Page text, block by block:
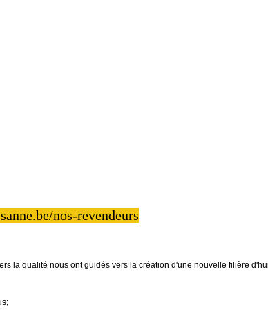
nos-revendeurs
la qualité nous ont guidés vers la création d'une nouvelle filière